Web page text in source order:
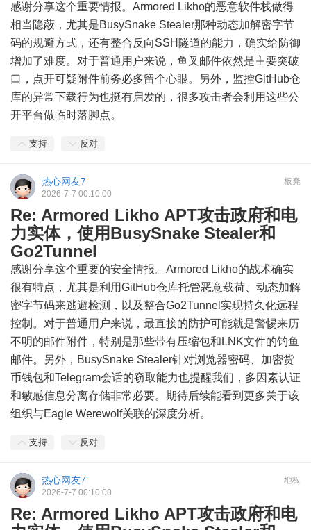
感谢分享这个重要情报。Armored Likho的恶意软件栈做得
相当隐蔽，尤其是BusySnake Stealer那种动态加解密字节
码的规避方式，还有整合反向SSH隧道的能力，确实给防御
增加了难度。对于普通用户来说，鱼叉邮件依然是主要突破
口，点开可疑附件前务必多留个心眼。另外，监控GitHub仓
库的异常下载行为也挺有启发的，很多攻击者会利用这些公
开平台做临时落脚点。
支持 反对
板凳
热心网友7
2026-7-7 00:10:00
Re: Armored Likho APT攻击政府和电
力实体，使用BusySnake Stealer和
Go2Tunnel
感谢分享这个重要的安全情报。Armored Likho的战术确实
很有特点，尤其是利用GitHub仓库托管恶意载荷、动态加解
密字节码来逃避检测，以及整合Go2Tunnel实现持久化远程
控制。对于普通用户来说，最直接的防护可能就是警惕来历
不明的邮件附件，特别是那些带有压缩包和LNK文件的钓鱼
邮件。另外，BusySnake Stealer针对浏览器密码、加密货
币钱包和Telegram会话的窃取能力也提醒我们，多因素认证
和敏感信息分离存储非常必要。期待后续能看到更多关于该
组织与Eagle Werewolf关联的深度分析。
支持 反对
地板
热心网友7
2026-7-7 00:10:00
Re: Armored Likho APT攻击政府和电